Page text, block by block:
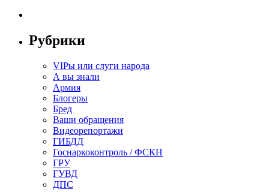
Рубрики
VIPы или слуги народа
А вы знали
Армия
Блогеры
Бред
Ваши обращения
Видеорепортажи
ГИБДД
Госнаркоконтроль / ФСКН
ГРУ
ГУВД
ДПС